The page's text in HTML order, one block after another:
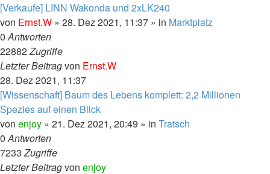
[Verkaufe] LINN Wakonda und 2xLK240
von Ernst.W » 28. Dez 2021, 11:37 » in Marktplatz
0Antworten
22882Zugriffe
Letzter Beitragvon Ernst.W
28. Dez 2021, 11:37
[Wissenschaft] Baum des Lebens komplett: 2,2 Millionen
Spezies auf einen Blick
von enjoy » 21. Dez 2021, 20:49 » in Tratsch
0Antworten
7233Zugriffe
Letzter Beitragvon enjoy